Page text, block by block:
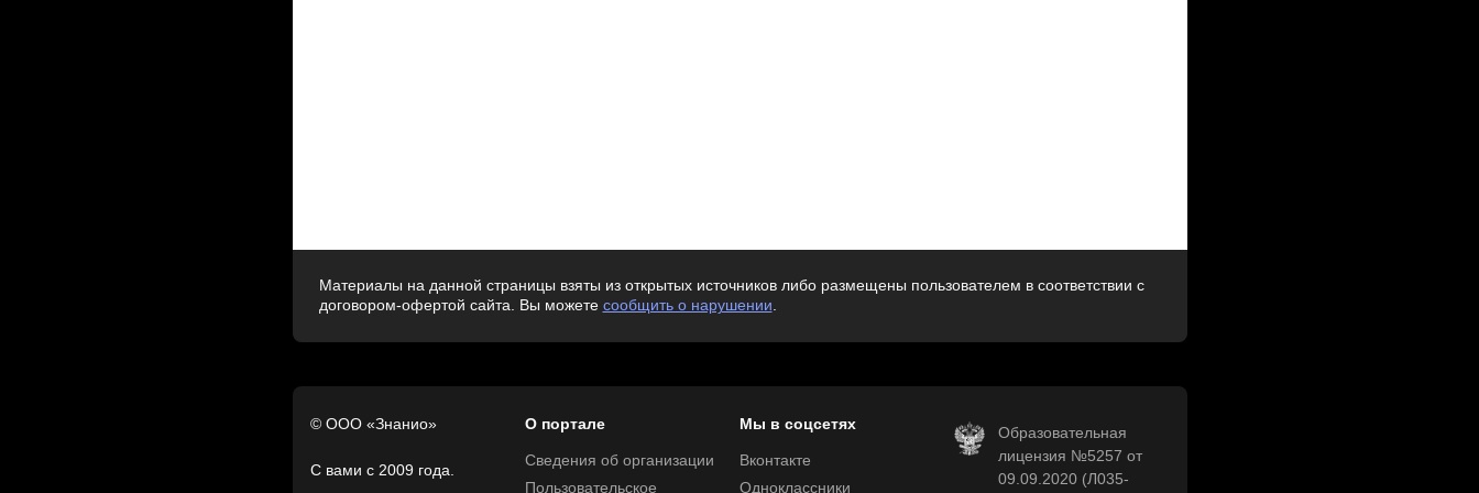
Материалы на данной страницы взяты из открытых источников либо размещены пользователем в соответствии с
договором-офертой сайта. Вы можете сообщить о нарушении.
© ООО «Знанио»
С вами с 2009 года.
О портале
Сведения об организации
Пользовательское
Мы в соцсетях
Вконтакте
Одноклассники
Образовательная
лицензия №5257 от
09.09.2020 (Л035-